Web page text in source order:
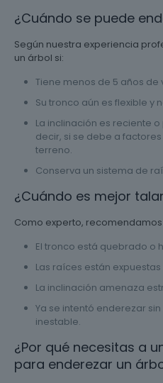
¿Cuándo se puede
Según nuestra experiencia
un árbol si:
Tiene menos de 5 años de
Su tronco aún es flexible y
La inclinación es reciente
decir, si se debe a
terreno.
Conserva un sistema de
¿Cuándo es mejor
Como experto,
El tronco está quebrado o
Las raíces están
La inclinación amenaza
Ya se intentó enderezar
inestable.
¿Por qué necesitas a
para enderezar un